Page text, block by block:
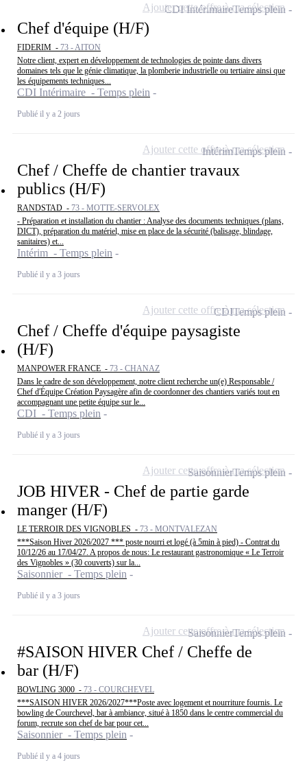
Chef d'équipe (H/F)
FIDERIM - 73 - AITON
Notre client, expert en développement de technologies de pointe dans divers
domaines tels que le génie climatique, la plomberie industrielle ou tertiaire ainsi que
les équipements techniques...
CDI Intérimaire - Temps plein
Publié il y a 2 jours
CDI IntérimaireTemps plein
Ajouter cette offre à ma sélection
Chef / Cheffe de chantier travaux
publics (H/F)
RANDSTAD - 73 - MOTTE-SERVOLEX
- Préparation et installation du chantier : Analyse des documents techniques (plans,
DICT), préparation du matériel, mise en place de la sécurité (balisage, blindage,
sanitaires) et...
Intérim - Temps plein
Publié il y a 3 jours
IntérimTemps plein
Ajouter cette offre à ma sélection
Chef / Cheffe d'équipe paysagiste
(H/F)
MANPOWER FRANCE - 73 - CHANAZ
Dans le cadre de son développement, notre client recherche un(e) Responsable /
Chef d'Équipe Création Paysagère afin de coordonner des chantiers variés tout en
accompagnant une petite équipe sur le...
CDI - Temps plein
Publié il y a 3 jours
CDITemps plein
Ajouter cette offre à ma sélection
JOB HIVER - Chef de partie garde
manger (H/F)
LE TERROIR DES VIGNOBLES - 73 - MONTVALEZAN
***Saison Hiver 2026/2027 *** poste nourri et logé (à 5min à pied) - Contrat du
10/12/26 au 17/04/27. A propos de nous: Le restaurant gastronomique « Le Terroir
des Vignobles » (30 couverts) sur la...
Saisonnier - Temps plein
Publié il y a 3 jours
SaisonnierTemps plein
Ajouter cette offre à ma sélection
#SAISON HIVER Chef / Cheffe de
bar (H/F)
BOWLING 3000 - 73 - COURCHEVEL
***SAISON HIVER 2026/2027***Poste avec logement et nourriture fournis. Le
bowling de Courchevel, bar à ambiance, situé à 1850 dans le centre commercial du
forum, recrute son chef de bar pour cet...
Saisonnier - Temps plein
Publié il y a 4 jours
SaisonnierTemps plein
Ajouter cette offre à ma sélection